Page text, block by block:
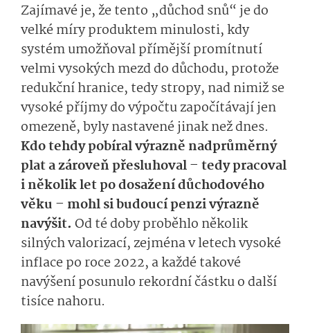
Zajímavé je, že tento „důchod snů“ je do
velké míry produktem minulosti, kdy
systém umožňoval přímější promítnutí
velmi vysokých mezd do důchodu, protože
redukční hranice, tedy stropy, nad nimiž se
vysoké příjmy do výpočtu započítávají jen
omezeně, byly nastavené jinak než dnes.
Kdo tehdy pobíral výrazně nadprůměrný
plat a zároveň přesluhoval – tedy pracoval
i několik let po dosažení důchodového
věku – mohl si budoucí penzi výrazně
navýšit. Od té doby proběhlo několik
silných valorizací, zejména v letech vysoké
inflace po roce 2022, a každé takové
navýšení posunulo rekordní částku o další
tisíce nahoru.